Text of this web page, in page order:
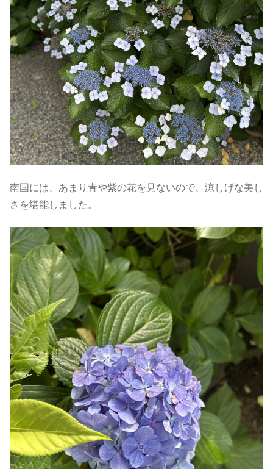
南国には、あまり青や紫の花を見ないので、涼しげな美し
さを堪能しました。